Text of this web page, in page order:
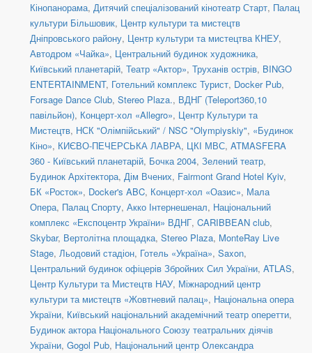
Кінопанорама, Дитячий спеціалізований кінотеатр Старт, Палац
культури Більшовик, Центр культури та мистецтв
Дніпровського району, Центр культури та мистецтва КНЕУ,
Автодром «Чайка», Центральний будинок художника,
Київський планетарій, Театр «Актор», Труханів острів, BINGO
ENTERTAINMENT, Готельний комплекс Турист, Docker Pub,
Forsage Dance Club, Stereo Plaza., ВДНГ (Teleport360,10
павільйон), Концерт-хол «Allegro», Центр Культури та
Мистецтв, НСК "Олімпійський" / NSC "Olympiyskiy", «Будинок
Кіно», КИЄВО-ПЕЧЕРСЬКА ЛАВРА, ЦКІ МВС, ATMASFERA
360 - Київський планетарій, Бочка 2004, Зелений театр,
Будинок Архітектора, Дім Вчених, Fairmont Grand Hotel Kyiv,
БК «Росток», Docker's ABC, Концерт-хол «Оазис», Мала
Опера, Палац Спорту, Акко Інтернешенал, Національний
комплекс «Експоцентр України» ВДНГ, CARIBBEAN club,
Skybar, Вертолітна площадка, Stereo Plaza, MonteRay Live
Stage, Льодовий стадіон, Готель «Україна», Saxon,
Центральний будинок офіцерів Збройних Сил України, ATLAS,
Центр Культури та Мистецтв НАУ, Міжнародний центр
культури та мистецтв «Жовтневий палац», Національна опера
України, Київський національний академічний театр оперетти,
Будинок актора Національного Союзу театральних діячів
України, Gogol Pub, Національний центр Олександра